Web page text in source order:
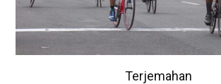
Terjemahan